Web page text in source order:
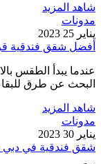
شاهد المزيد
مدونات
يناير 25 2023
أفضل شقق فندقية
عندما يبدأ الطقس
البحث عن طرق
شاهد المزيد
مدونات
يناير 30 2023
شقق فندقية في دبي